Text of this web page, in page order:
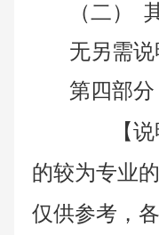
（二）
无另需说
第四部分
【
的较为专业
仅供参考，